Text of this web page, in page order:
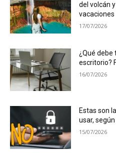
del volcán
vacaciones
17/07/2026
¿Qué debe
escritorio?
16/07/2026
Estas son
usar,
15/07/2026